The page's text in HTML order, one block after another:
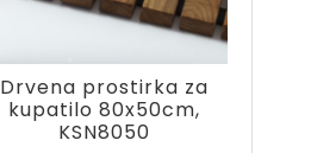
Drvena prostirka za
kupatilo 80x50cm,
KSN8050